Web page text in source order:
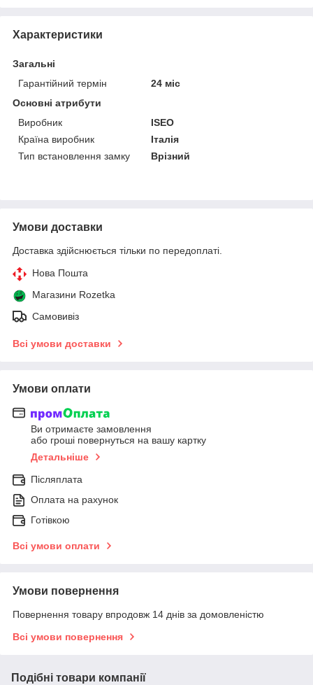
Характеристики
Загальні
Гарантійний термін
24 міс
Основні атрибути
Виробник
ISEO
Країна виробник
Італія
Тип встановлення замку
Врізний
Умови доставки
Доставка здійснюється тільки по передоплаті.
Нова Пошта
Магазини Rozetka
Самовивіз
Всі умови доставки
Умови оплати
Ви отримаєте замовлення
або гроші повернуться на вашу картку
Детальніше
Післяплата
Оплата на рахунок
Готівкою
Всі умови оплати
Умови повернення
Повернення товару впродовж 14 днів за домовленістю
Всі умови повернення
Подібні товари компанії